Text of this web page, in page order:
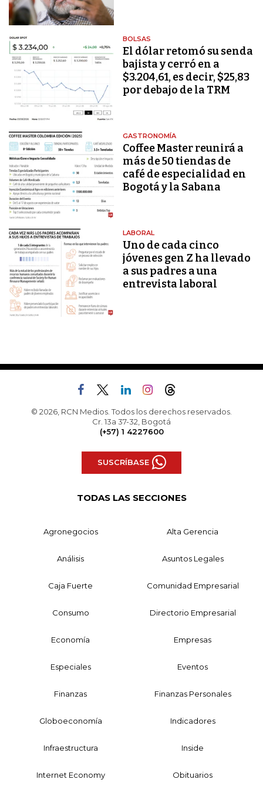
BOLSAS
El dólar retomó su senda
bajista y cerró en a
$3.204,61, es decir, $25,83
por debajo de la TRM
GASTRONOMÍA
Coffee Master reunirá a
más de 50 tiendas de
café de especialidad en
Bogotá y la Sabana
LABORAL
Uno de cada cinco
jóvenes gen Z ha llevado
a sus padres a una
entrevista laboral
© 2026, RCN Medios. Todos los derechos reservados.
Cr. 13a 37-32, Bogotá
(+57) 1 4227600
SUSCRÍBASE
TODAS LAS SECCIONES
Agronegocios Alta Gerencia
Análisis Asuntos Legales
Caja Fuerte Comunidad Empresarial
Consumo Directorio Empresarial
Economía Empresas
Especiales Eventos
Finanzas Finanzas Personales
Globoeconomía Indicadores
Infraestructura Inside
Internet Economy Obituarios